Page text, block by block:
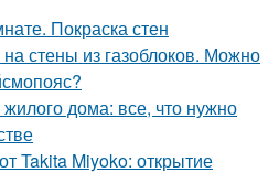
Покраска стен
стены из газоблоков. Можно
дома: все, что нужно
Takita Miyoko: открытие